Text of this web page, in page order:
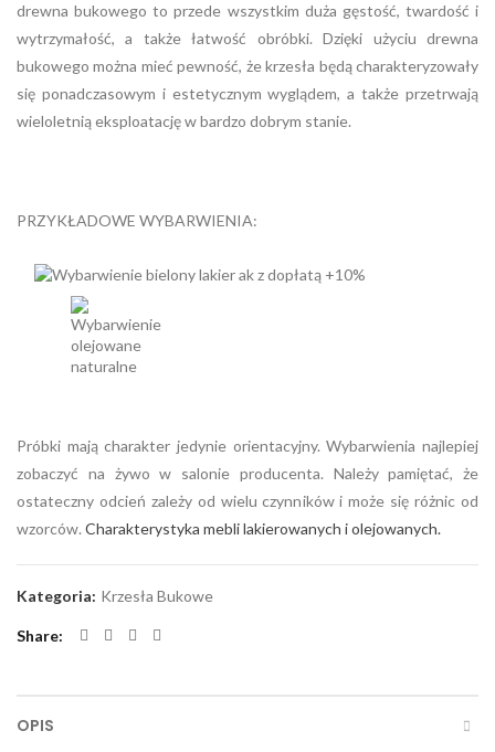
drewna bukowego to przede wszystkim duża gęstość, twardość i
wytrzymałość, a także łatwość obróbki. Dzięki użyciu drewna
bukowego można mieć pewność, że krzesła będą charakteryzowały
się ponadczasowym i estetycznym wyglądem, a także przetrwają
wieloletnią eksploatację w bardzo dobrym stanie.
PRZYKŁADOWE WYBARWIENIA:
Próbki mają charakter jedynie orientacyjny. Wybarwienia najlepiej
zobaczyć na żywo w salonie producenta. Należy pamiętać, że
ostateczny odcień zależy od wielu czynników i może się różnic od
wzorców.Charakterystyka mebli lakierowanych i olejowanych.
Kategoria: Krzesła Bukowe
Share
OPIS